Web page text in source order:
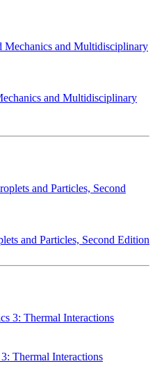
and Multidisciplinary
and Particles, Second Edition
Thermal Interactions